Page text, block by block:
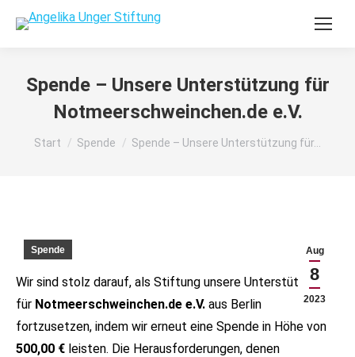
Spende – Unsere Unterstützung für
Notmeerschweinchen.de e.V.
Sie befinden sich hier:
Start Spende Spende – Unsere Unterstützung für…
Aug
8
2023
Spende
Wir sind stolz darauf, als Stiftung unsere Unterstützung
für Notmeerschweinchen.de e.V. aus Berlin
fortzusetzen, indem wir erneut eine Spende in Höhe von
500,00 € leisten. Die Herausforderungen, denen